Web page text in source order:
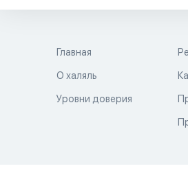
Главная
О халяль
Уровни доверия